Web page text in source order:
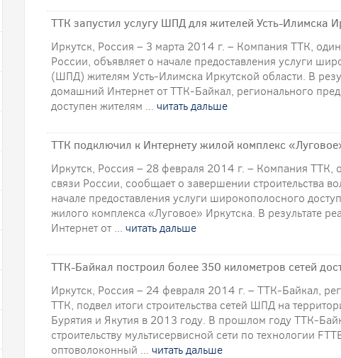
ТТК запустил услугу ШПД для жителей Усть-Илимска
Иркутск, Россия – 3 марта 2014 г. – Компания ТТК,
России, объявляет о начале предоставления услуги
(ШПД) жителям Усть-Илимска Иркутской области. В
домашний Интернет от ТТК-Байкал, регионального
доступен жителям ... читать дальше
ТТК подключил к Интернету жилой комплекс
Иркутск, Россия – 28 февраля 2014 г. – Компания ТТК,
связи России, сообщает о завершении строительства
начале предоставления услуги широкополосного
жилого комплекса «Луговое» Иркутска. В результате
Интернет от ... читать дальше
ТТК-Байкал построил более 350 километров сетей
Иркутск, Россия – 24 февраля 2014 г. – ТТК-Байкал,
ТТК, подвел итоги строительства сетей ШПД на
Бурятия и Якутия в 2013 году. В прошлом году ТТК-
строительству мультисервисной сети по технологии
оптоволоконный ... читать дальше